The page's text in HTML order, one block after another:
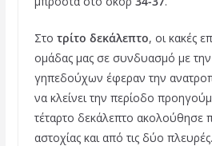
Στο τρίτο δεκάλεπτο, οι κακές
ομάδας μας σε συνδυασμό με
γηπεδούχων έφεραν την
να κλείνει την περίοδο
τέταρτο δεκάλεπτο ακολούθησε
αστοχίας και από τις δύο